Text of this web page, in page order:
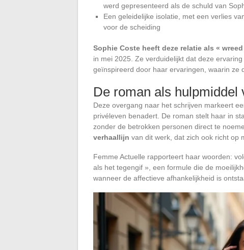
werd gepresenteerd als de schuld van
Een geleidelijke isolatie, met een verlies
voor de scheiding
Sophie Coste heeft deze relatie als «
in mei 2025. Ze verduidelijkt dat deze
geïnspireerd door haar ervaringen, waarin ze
De roman als hulpmiddel
Deze overgang naar het schrijven markeert
privéleven benadert. De roman stelt haar in
zonder de betrokken personen direct te
verhaallijn van dit werk, dat zich ook richt op
Femme Actuelle rapporteert haar woorden:
als het tegengif », een formule die de
wanneer de affectieve afhankelijkheid is